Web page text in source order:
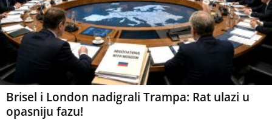
Brisel i London nadigrali Trampa: Rat ulazi u
opasniju fazu!